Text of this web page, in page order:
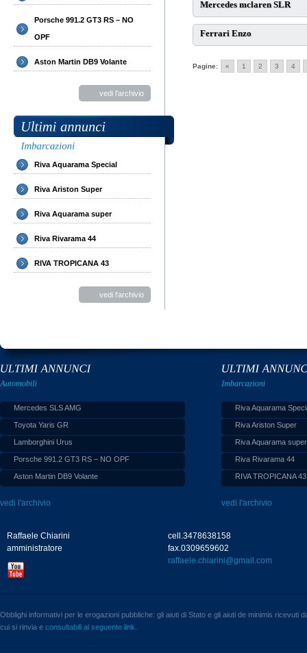
Porsche 991.2 GT3 RS – NO
OPF
Aston Martin DB9 Volante
vedi l'archivio
Riva Aquarama Special
Riva Ariston Super
Riva Aquarama super
Riva Rivarama 44
RIVA TROPICANA 43
vedi l'archivio
Mercedes mclaren SLR
Ferrari Enzo
Pagine: « 1 2 3 4
Mercedes SLS AMG
Toyota Yaris GR
Lamborghini Urus
Porsche 991.2 GT3 RS – NO OPF
Aston Martin DB9 Volante
vedi l'archivio
Riva Aquarama
Riva Ariston Super
Riva Aquarama super
Riva Rivarama 44
RIVA TROPICANA 43
vedi l'archivio
Raffaele Chiarini
amministratore
cell.3478638158
fax.0309659602
raffaele.chiarini@gmail.com
Obblighi informativi per le erogazioni pubbliche: gli aiuti di Stato e gli aiuti de minimis
cui si rinvia e consultabili al seguente link.